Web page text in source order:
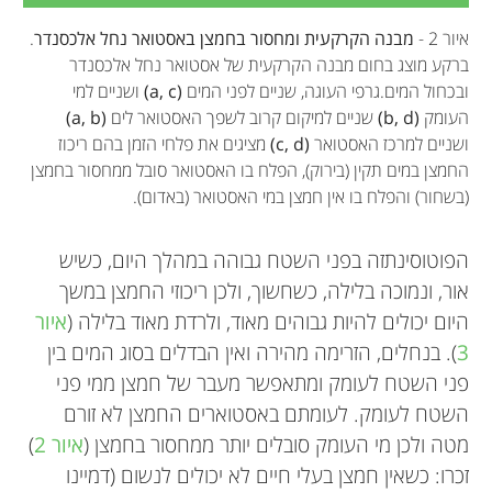
Yair Suari
Hadar Sedaka
Tal Sade
Tomer Blumenfeld
Tom Topaz
Ilay
גיל: 10
איור 2 - מבנה הקרקעית ומחסור בחמצן באסטואר נחל אלכסנדר.
ברקע מוצג בחום מבנה הקרקעית של אסטואר נחל אלכסנדר
ובכחול המים.גרפי העוגה, שניים לפני המים (a, c)
ושניים למי
העומק (b, d) שניים למיקום קרוב לשפך האסטואר לים (a, b)
ושניים למרכז האסטואר (c, d)
מציגים את פלחי הזמן בהם ריכוז
החמצן במים תקין (בירוק), הפלח בו האסטואר סובל ממחסור בחמצן
(בשחור) והפלח בו אין חמצן במי האסטואר (באדום).
הפוטוסינתזה בפני השטח גבוהה במהלך היום, כשיש
אור, ונמוכה בלילה, כשחשוך, ולכן ריכוזי החמצן במשך
היום יכולים להיות גבוהים מאוד, ולרדת מאוד בלילה (איור
3). בנחלים, הזרימה מהירה ואין הבדלים בסוג המים בין
פני השטח לעומק ומתאפשר מעבר של חמצן ממי פני
השטח לעומק. לעומתם באסטוארים החמצן לא זורם
מטה ולכן מי העומק סובלים יותר ממחסור בחמצן (איור 2 )
זכרו: כשאין חמצן בעלי חיים לא יכולים לנשום (דמיינו